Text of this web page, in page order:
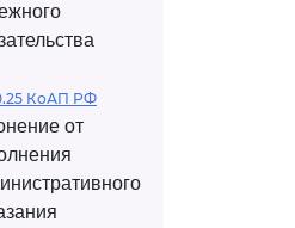
КоАП РФ
от